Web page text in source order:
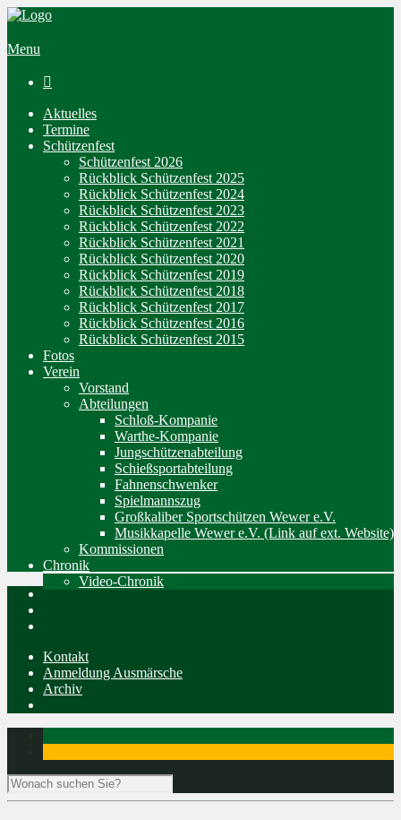
Menu

Aktuelles
Termine
Schützenfest
Schützenfest 2026
Rückblick Schützenfest 2025
Rückblick Schützenfest 2024
Rückblick Schützenfest 2023
Rückblick Schützenfest 2022
Rückblick Schützenfest 2021
Rückblick Schützenfest 2020
Rückblick Schützenfest 2019
Rückblick Schützenfest 2018
Rückblick Schützenfest 2017
Rückblick Schützenfest 2016
Rückblick Schützenfest 2015
Fotos
Verein
Vorstand
Abteilungen
Schloß-Kompanie
Warthe-Kompanie
Jungschützenabteilung
Schießsportabteilung
Fahnenschwenker
Spielmannszug
Großkaliber Sportschützen Wewer e.V.
Musikkapelle Wewer e.V. (Link auf ext. Website)
Kommissionen
Chronik
Video-Chronik
Kontakt
Anmeldung Ausmärsche
Archiv